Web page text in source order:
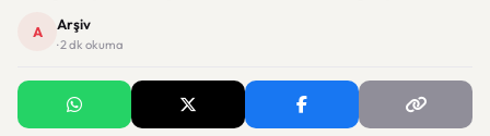
A Arşiv
· 2 dk okuma